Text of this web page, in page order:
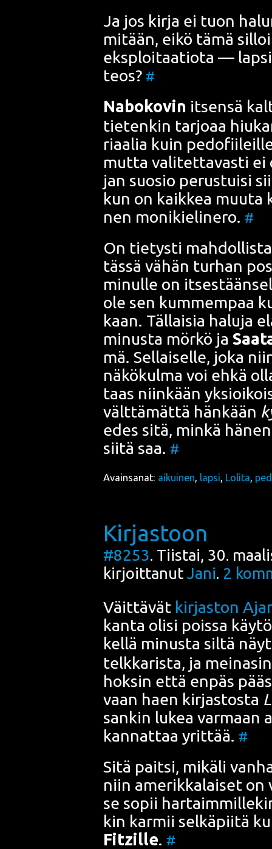
Ja jos kir­ja ei tuon
mitään, eikö tämä
eksploi­taa­tio­ta —
teos? #
Nabo­ko­vin itsen­sä
tie­ten­kin tar­jo­aa
ri­aa­lia kuin
mut­ta vali­tet­ta­vas­ti ei
jan suo­sio perus­tui­si
kun on kaik­kea muu­ta
nen moni­kie­li­ne­ro. #
On tie­tys­ti
täs­sä vähän tur­han
minul­le on
ole sen kum­mem­paa
kaan. Täl­lai­sia halu­ja
minus­ta mör­kö ja
mä. Sel­lai­sel­le, joka
näkö­kul­ma voi ehkä
taas niin­kään
vält­tä­mät­tä hän­kään
edes sitä, min­kä
sii­tä saa. #
Avainsanat: aikuinen, lapsi, Lolita,
Kirjastoon
#8253. Tiistai, 30.
kirjoittanut Jani. 2
Väit­tä­vät kir­jas­ton
kan­ta oli­si pois­sa
kel­lä minus­ta sil­tä
telk­ka­ris­ta, ja
hok­sin että enpäs
vaan haen kir­jas­tos­ta
san­kin lukea var­maan
kan­nat­taa yrit­tää. #
Sitä pait­si, mikä­li
niin ame­rik­ka­lai­set
se sopii
kin kar­mii sel­kä­pii­tä
Fitzille. #